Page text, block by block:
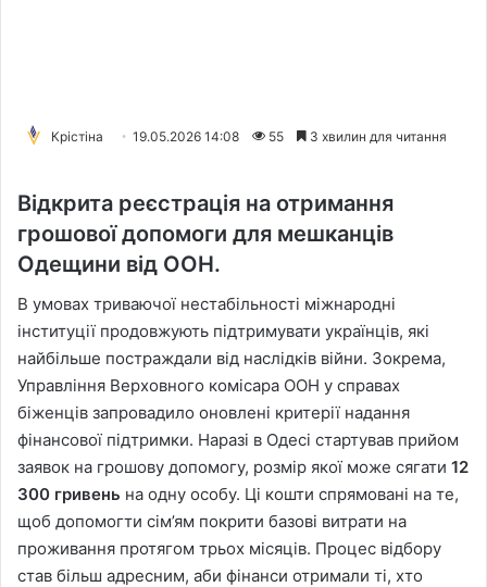
Крістіна 19.05.2026 14:08 55 3 хвилин для читання
Відкрита реєстрація на отримання
грошової допомоги для мешканців
Одещини від ООН.
В умовах триваючої нестабільності міжнародні
інституції продовжують підтримувати українців, які
найбільше постраждали від наслідків війни. Зокрема,
Управління Верховного комісара ООН у справах
біженців запровадило оновлені критерії надання
фінансової підтримки. Наразі в Одесі стартував прийом
заявок на грошову допомогу, розмір якої може сягати 12
300 гривень на одну особу. Ці кошти спрямовані на те,
щоб допомогти сім’ям покрити базові витрати на
проживання протягом трьох місяців. Процес відбору
став більш адресним, аби фінанси отримали ті, хто